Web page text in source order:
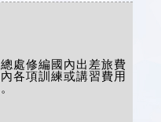
處修編國內出差旅費
各項訓練或講習費用